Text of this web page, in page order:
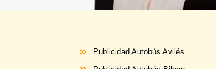
Publicidad Autobús Avilés